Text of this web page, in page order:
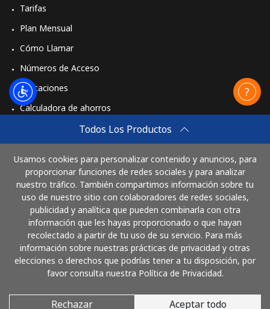
Todos Los Productos
Usamos cookies para personalizar contenido y anuncios, para
proporcionar funciones de redes sociales y para analizar
nuestro tráfico. También compartimos información sobre tu
uso de nuestro sitio con colaboradores de redes sociales,
publicidad y analítica que pueden combinarla con otra
información que les hayas proporcionado o que hayan
recolectado a partir de tu uso de su servicio. Para más
información sobre nuestras prácticas de privacidad y otras
elecciones o derechos que podrías tener a tu disposición, por
favor consulta nuestra Política de Privacidad.
Rechazar Aceptar todo
Tarifas
Plan Mensual
Cómo Llamar
Números de Acceso
Aplicaciones
Calculadora de ahorros
Comprar
Cómo funciona
Paga con
© 2026 LlamaGuatemala